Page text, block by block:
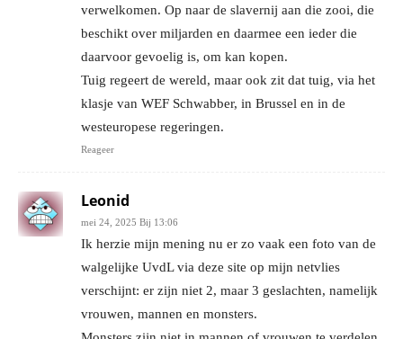
verwelkomen. Op naar de slavernij aan die zooi, die
beschikt over miljarden en daarmee een ieder die
daarvoor gevoelig is, om kan kopen.
Tuig regeert de wereld, maar ook zit dat tuig, via het
klasje van WEF Schwabber, in Brussel en in de
westeuropese regeringen.
Reageer
Leonid
mei 24, 2025 Bij 13:06
Ik herzie mijn mening nu er zo vaak een foto van de
walgelijke UvdL via deze site op mijn netvlies
verschijnt: er zijn niet 2, maar 3 geslachten, namelijk
vrouwen, mannen en monsters.